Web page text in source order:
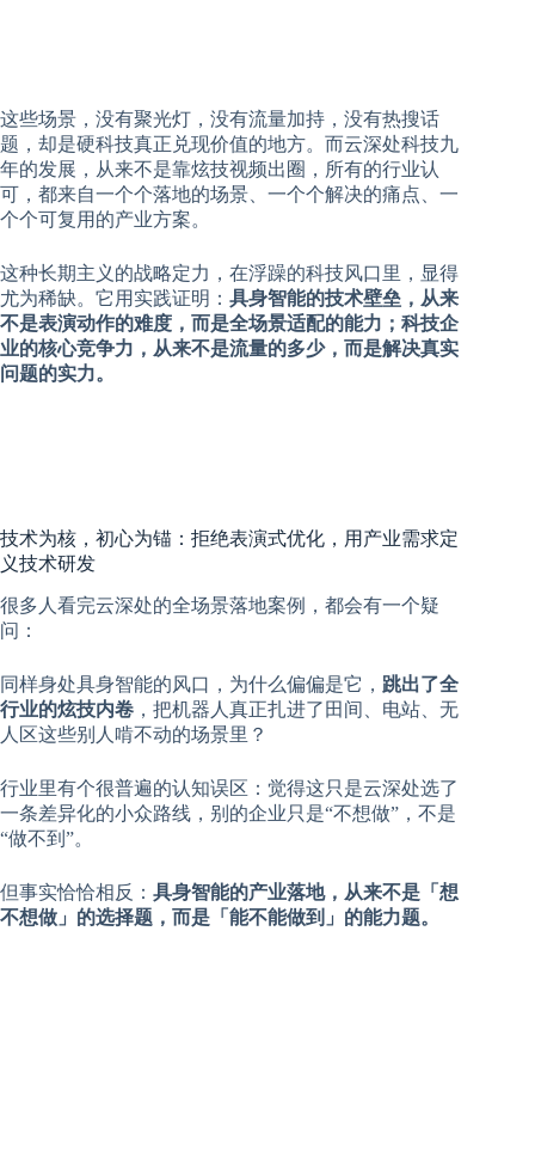
这些场景，没有聚光灯，没有流量加持，没有热搜话
题，却是硬科技真正兑现价值的地方。而云深处科技九
年的发展，从来不是靠炫技视频出圈，所有的行业认
可，都来自一个个落地的场景、一个个解决的痛点、一
个个可复用的产业方案。
这种长期主义的战略定力，在浮躁的科技风口里，显得
尤为稀缺。它用实践证明： 具身智能的技术壁垒，从来
不是表演动作的难度，而是全场景适配的能力；科技企
业的核心竞争力，从来不是流量的多少，而是解决真实
问题的实力。
技术为核，初心为锚：拒绝表演式优化，用产业需求定
义技术研发
很多人看完云深处的全场景落地案例，都会有一个疑
问：
同样身处具身智能的风口，为什么偏偏是它， 跳出了全
行业的炫技内卷 ，把机器人真正扎进了田间、电站、无
人区这些别人啃不动的场景里？
行业里有个很普遍的认知误区：觉得这只是云深处选了
一条差异化的小众路线，别的企业只是“不想做”，不是
“做不到”。
但事实恰恰相反： 具身智能的产业落地，从来不是「想
不想做」的选择题，而是「能不能做到」的能力题。